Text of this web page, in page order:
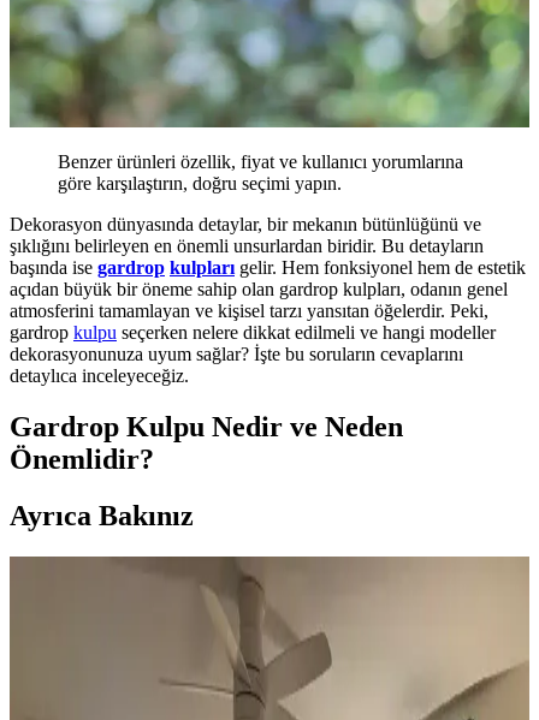
Benzer ürünleri özellik, fiyat ve kullanıcı yorumlarına
göre karşılaştırın, doğru seçimi yapın.
Dekorasyon dünyasında detaylar, bir mekanın bütünlüğünü ve
şıklığını belirleyen en önemli unsurlardan biridir. Bu detayların
başında ise gardrop kulpları gelir. Hem fonksiyonel hem de estetik
açıdan büyük bir öneme sahip olan gardrop kulpları, odanın genel
atmosferini tamamlayan ve kişisel tarzı yansıtan öğelerdir. Peki,
gardrop kulpu seçerken nelere dikkat edilmeli ve hangi modeller
dekorasyonunuza uyum sağlar? İşte bu soruların cevaplarını
detaylıca inceleyeceğiz.
Gardrop Kulpu Nedir ve Neden
Önemlidir?
Ayrıca Bakınız
Koltuk ve Aksesuar Sandalyelerde Renk Uyumu ve
Dekorasyonda Görsel Denge Sağlama Yöntemleri
Koltuk ve aksesuar sandalyelerde renk uyumsuzluğu görsel rekabete
yol açabilir. Halı, perde, yastık ve mobilya yerleşimi ile renkler
dengelenerek mekanın estetik bütünlüğü sağlanır.